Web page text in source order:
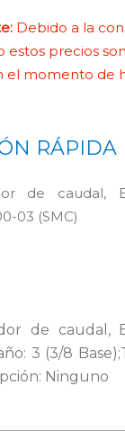
Debido a la
estos precios
el momento de
RÁPIDA
de caudal,
03 (SMC)
de caudal,
3 (3/8
Ninguno